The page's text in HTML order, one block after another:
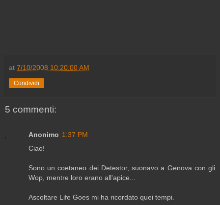
at 7/10/2008 10:20:00 AM
Condividi
5 commenti:
Anonimo 1:37 PM
Ciao!
Sono un coetaneo dei Detestor, suonavo a Genova con gli
Wop, mentre loro erano all'apice...
Ascoltare Life Goes mi ha ricordato quei tempi.